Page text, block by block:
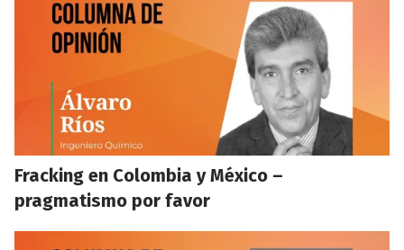
Fracking en Colombia y México –
pragmatismo por favor